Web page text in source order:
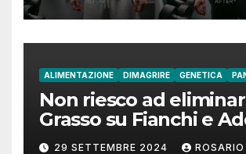
ALIMENTAZIONE DIMAGRIRE GENETICA
Non riesco ad
Grasso su Fianchi e
cause e rimedi
29 SETTEMBRE 2024 ROSARIO